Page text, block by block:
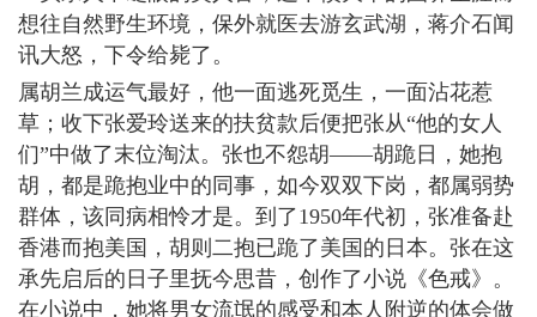
想往自然野生环境，保外就医去游玄武湖，蒋介石闻
讯大怒，下令给毙了。
属胡兰成运气最好，他一面逃死觅生，一面沾花惹
草；收下张爱玲送来的扶贫款后便把张从“他的女人
们”中做了末位淘汰。张也不怨胡——胡跪日，她抱
胡，都是跪抱业中的同事，如今双双下岗，都属弱势
群体，该同病相怜才是。到了1950年代初，张准备赴
香港而抱美国，胡则二抱已跪了美国的日本。张在这
承先启后的日子里抚今思昔，创作了小说《色戒》。
在小说中，她将男女流氓的感受和本人附逆的体会做